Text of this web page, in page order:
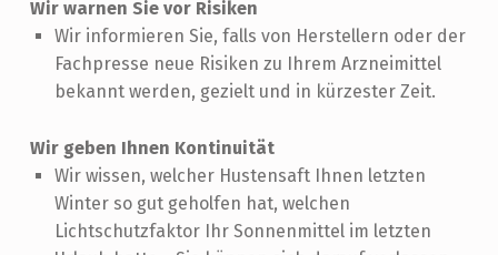
Wir warnen Sie vor Risiken
Wir informieren Sie, falls von Herstellern oder der
Fachpresse neue Risiken zu Ihrem Arzneimittel
bekannt werden, gezielt und in kürzester Zeit.
Wir geben Ihnen Kontinuität
Wir wissen, welcher Hustensaft Ihnen letzten
Winter so gut geholfen hat, welchen
Lichtschutzfaktor Ihr Sonnenmittel im letzten